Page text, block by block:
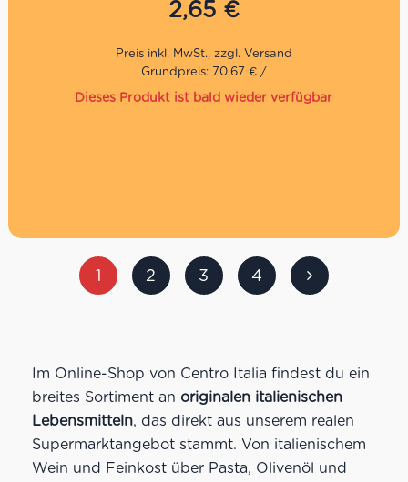
Glutenfrei. Inhalt: 3 Stück, 37,5 g.
2,65 €
Grundpreis: 70,67 € /
Dieses Produkt ist bald wieder verfügbar
1 2 3 4
Im Online-Shop von Centro Italia findest du ein
breites Sortiment an originalen italienischen
Lebensmitteln, das direkt aus unserem realen
Supermarktangebot stammt. Von italienischem
Wein und Feinkost über Pasta, Olivenöl und